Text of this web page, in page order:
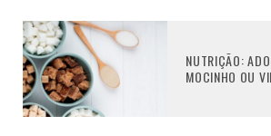
NUTRIÇÃO:
MOCINHO OU